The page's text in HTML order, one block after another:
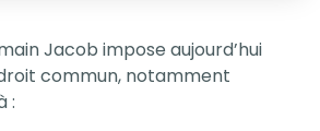
Jacob impose aujourd’hui
commun, notamment
: